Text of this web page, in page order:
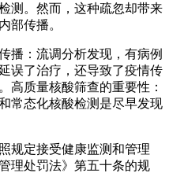
测。然而，这种疏忽却带来
部传播。
播：流调分析发现，有病例
误了治疗，还导致了疫情传
高质量核酸筛查的重要性：
常态化核酸检测是尽早发现
规定接受健康监测和管理
理处罚法》第五十条的规